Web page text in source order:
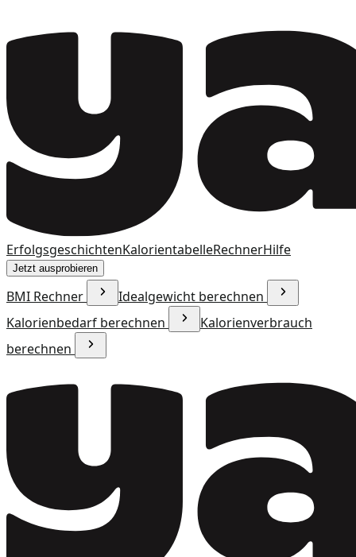
ErfolgsgeschichtenKalorientabelleRechnerHilfe
Jetzt ausprobieren
BMI Rechner
Idealgewicht berechnen
Kalorienbedarf berechnen
Kalorienverbrauch
berechnen